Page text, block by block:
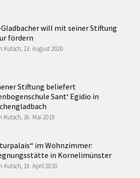
will mit seiner Stiftung
fördern
Kutsch, 13. August 2020
Stiftung beliefert
Sant‘ Egidio in
Kutsch, 16. Mai 2019
im Wohnzimmer:
in Kornelimünster
Kutsch, 19. April 2018